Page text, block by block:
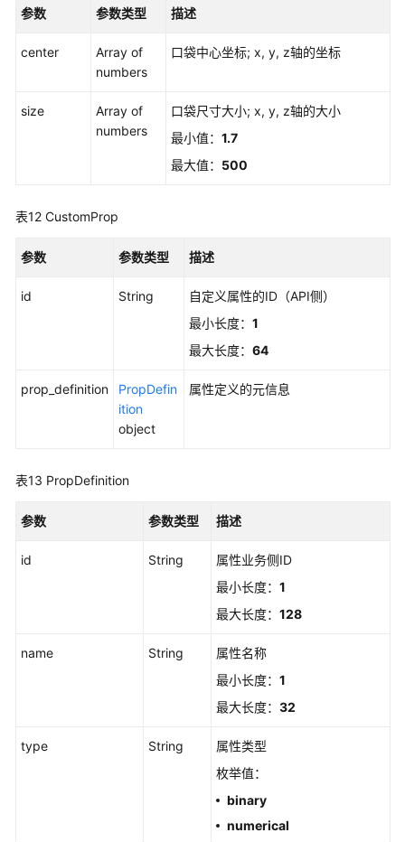
参数 参数类型 描述
center
Array of
numbers
口袋中心坐标; x, y, z轴的坐标
size
Array of
numbers
口袋尺寸大小; x, y, z轴的大小
最小值： 1.7
最大值： 500
表12 CustomProp
参数 参数类型 描述
id String
自定义属性的ID（API侧）
最小长度： 1
最大长度： 64
prop_definition
PropDefin
ition
object
属性定义的元信息
表13 PropDefinition
参数 参数类型 描述
id String
属性业务侧ID
最小长度： 1
最大长度： 128
name String
属性名称
最小长度： 1
最大长度： 32
type String
属性类型
枚举值：
binary
numerical